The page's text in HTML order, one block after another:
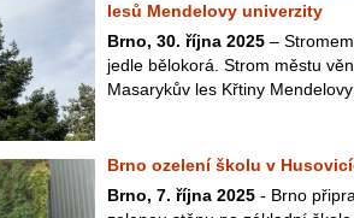
lesů Mendelovy univerzity
Brno, 30. října 2025 –
jedle bělokorá. Strom městu
Masarykův les Křtiny
Brno ozelení školu v
Brno, 7. října 2025 - Brno